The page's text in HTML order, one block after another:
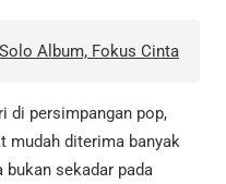
Album, Fokus Cinta
di persimpangan pop,
mudah diterima banyak
sekadar pada